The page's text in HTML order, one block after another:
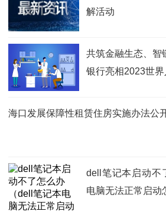
解活动
共筑金融生态、智
银行亮相2023世
海口发展保障性租赁住房实施办法公
dell笔记本启动不
电脑无法正常启动